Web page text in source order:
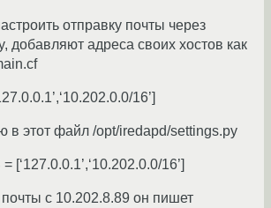
отправку почты через
добавляют адреса своих хостов как
16’]
в этот файл /opt/iredapd/settings.py
[‘127.0.0.1’,‘10.202.0.0/16’]
с 10.202.8.89 он пишет